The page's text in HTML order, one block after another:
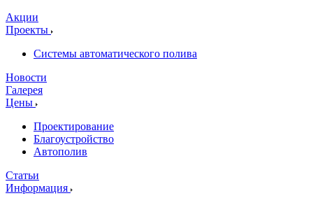
Акции
Проекты
Системы автоматического полива
Новости
Галерея
Цены
Проектирование
Благоустройство
Автополив
Статьи
Информация